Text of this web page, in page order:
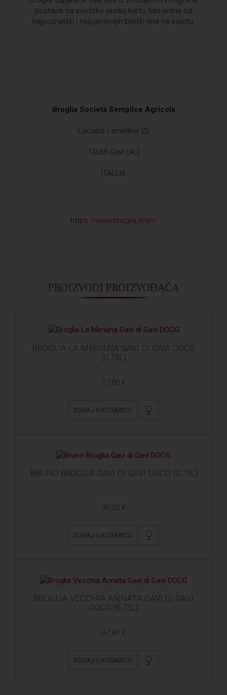
postaviti na svjetsku vinsku kartu, kao jedna od
najpoznatijih i najcjenjenijih bijelih vina na svijetu.
Broglia Società Semplice Agricola
Località Lamellina 22
15066 Gavi (AL)
ITALIJA
https://www.broglia.it/en/
PROIZVODI PROIZVOĐAČA
BROGLIA LA MERIANA GAVI DI GAVI DOCG
(0,75L)
17,80 €
DODAJ U KOŠARICU
BRUNO BROGLIA GAVI DI GAVI DOCG (0,75L)
30,20 €
DODAJ U KOŠARICU
BROGLIA VECCHIA ANNATA GAVI DI GAVI
DOCG (0,75L)
47,80 €
DODAJ U KOŠARICU